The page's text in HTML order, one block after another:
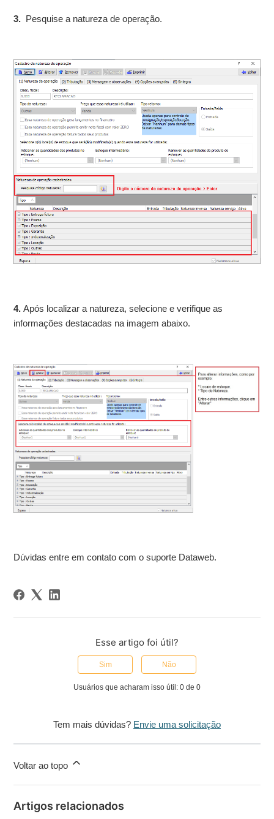
3. Pesquise a natureza de operação.
4.Após localizar a natureza, selecione e verifique as
informações destacadas na imagem abaixo.
Dúvidas entre em contato com o suporte Dataweb.
Esse artigo foi útil?
Sim Não
Usuários que acharam isso útil: 0 de 0
Tem mais dúvidas? Envie uma solicitação
Voltar ao topo
Artigos relacionados